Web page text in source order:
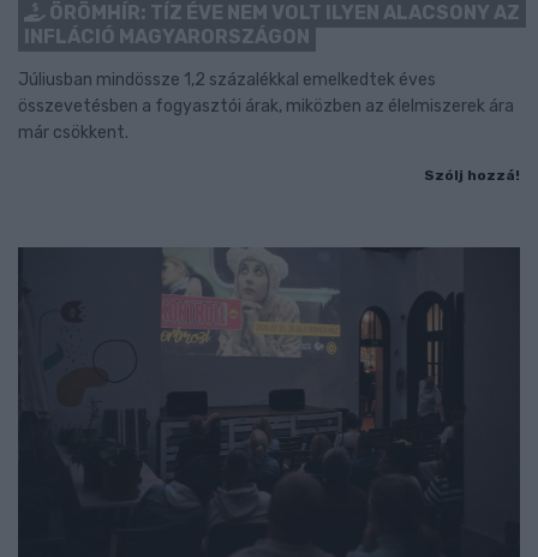
ÖRÖMHÍR: TÍZ ÉVE NEM VOLT ILYEN ALACSONY AZ
INFLÁCIÓ MAGYARORSZÁGON
Júliusban mindössze 1,2 százalékkal emelkedtek éves
összevetésben a fogyasztói árak, miközben az élelmiszerek ára
már csökkent.
Szólj hozzá!